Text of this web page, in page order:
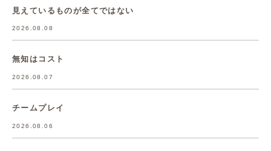
見えているものが全てではない
2026.08.08
無知はコスト
2026.08.07
チームプレイ
2026.08.06